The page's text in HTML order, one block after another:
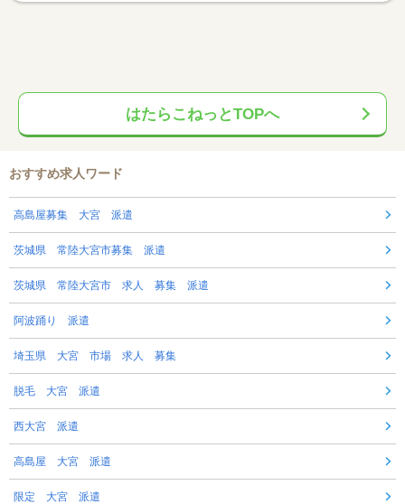
はたらこねっとTOPへ
おすすめ求人ワード
高島屋募集 大宮 派遣
茨城県 常陸大宮市募集 派遣
茨城県 常陸大宮市 求人 募集 派遣
阿波踊り 派遣
埼玉県 大宮 市場 求人 募集
脱毛 大宮 派遣
西大宮 派遣
高島屋 大宮 派遣
限定 大宮 派遣